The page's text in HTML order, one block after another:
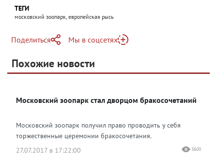
ТЕГИ
московский зоопарк, европейская рысь
Поделиться
Telegram
Одноклассники
Мы в соцсетях
Яндекс Дзен
Похожие новости
Московский зоопарк стал дворцом бракосочетаний
Московский зоопарк получил право проводить у себя
торжественные церемонии бракосочетания.
27.07.2017 в 17:22:00
3600